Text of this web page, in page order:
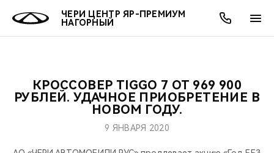
ЧЕРИ ЦЕНТР ЯР-ПРЕМИУМ
НАГОРНЫЙ
МОДЕЛИ
ПОКУПАТЕЛЯМ
КРЕДИТ И СТРАХОВАНИЕ
ВЛАДЕЛЬЦАМ
ЗАПЧАСТИ И АКСЕССУАРЫ
МИР CHERY
О БРЕНДЕ
АКЦИИ
ОНЛАЙН СЕРВИСЫ
КРЕДИТ
О КОМПАНИИ
МЫ В СОЦСЕТЯХ
КРОССОВЕР TIGGO 7 ОТ 969 900
РУБЛЕЙ. УДАЧНОЕ ПРИОБРЕТЕНИЕ В
НОВОМ ГОДУ.
9 ЯНВАРЯ 2020